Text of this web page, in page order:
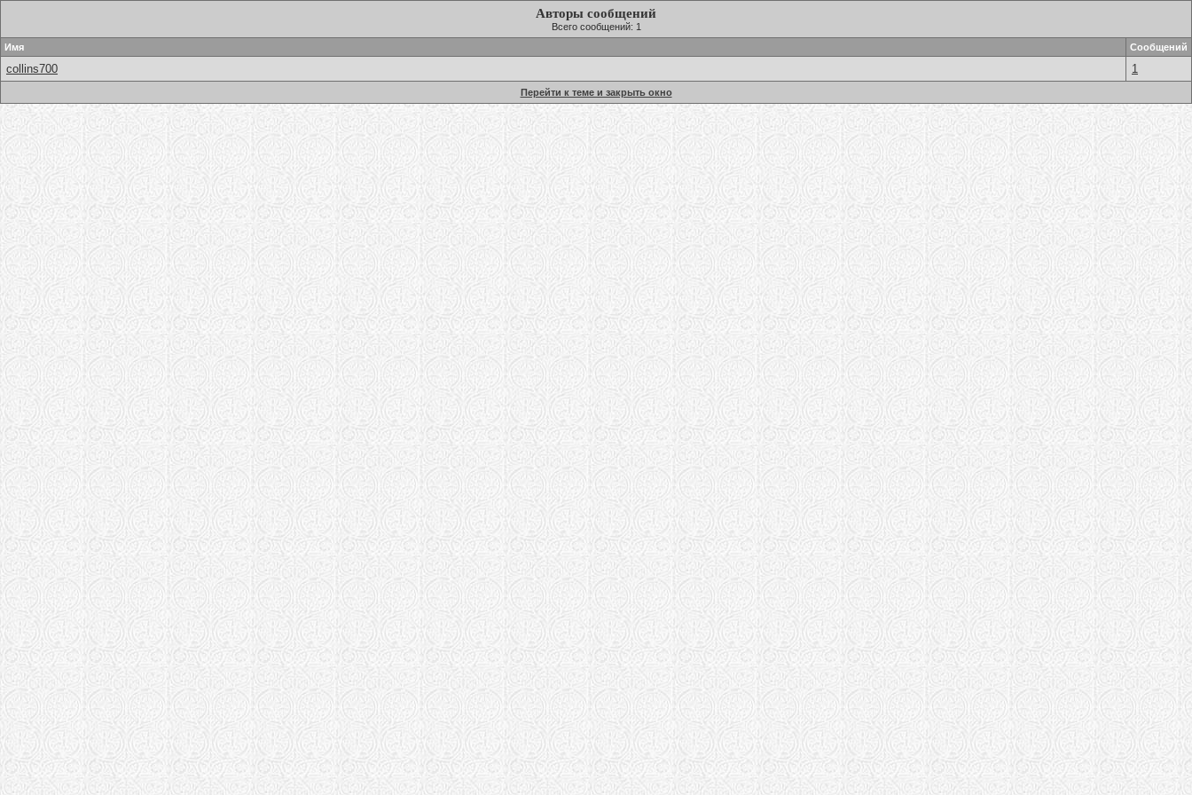
Авторы сообщений
Всего сообщений: 1
Имя
Сообщений
collins700 1
Перейти к теме и закрыть окно